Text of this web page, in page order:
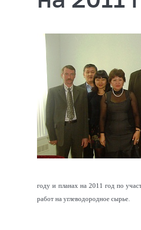
году и планах на 2011 год по
работ на углеводородное сырье.